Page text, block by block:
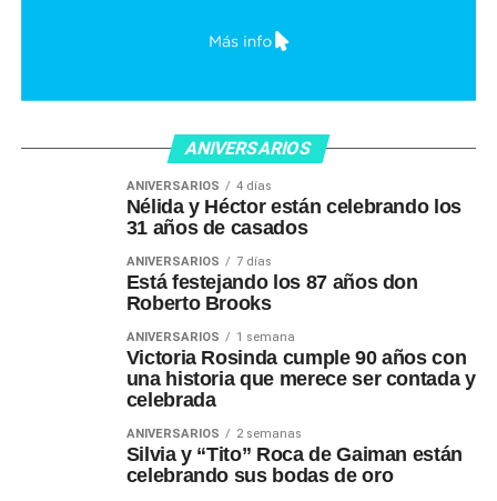
ANIVERSARIOS
ANIVERSARIOS 4 días
Nélida y Héctor están celebrando los
31 años de casados
ANIVERSARIOS 7 días
Está festejando los 87 años don
Roberto Brooks
ANIVERSARIOS 1 semana
Victoria Rosinda cumple 90 años con
una historia que merece ser contada y
celebrada
ANIVERSARIOS 2 semanas
Silvia y “Tito” Roca de Gaiman están
celebrando sus bodas de oro